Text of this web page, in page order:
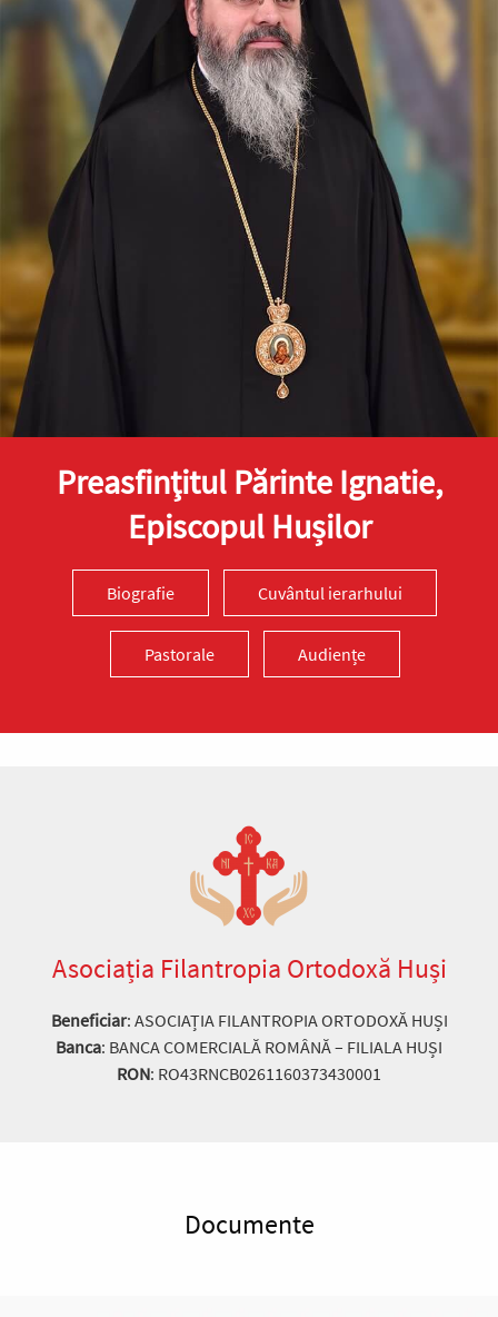
Preasfinţitul Părinte Ignatie,
Episcopul Hușilor
Biografie Cuvântul ierarhului
Pastorale Audiențe
Asociația Filantropia Ortodoxă Huși
Beneficiar: ASOCIAȚIA FILANTROPIA ORTODOXĂ HUȘI
Banca: BANCA COMERCIALĂ ROMÂNĂ – FILIALA HUȘI
RON: RO43RNCB0261160373430001
Documente